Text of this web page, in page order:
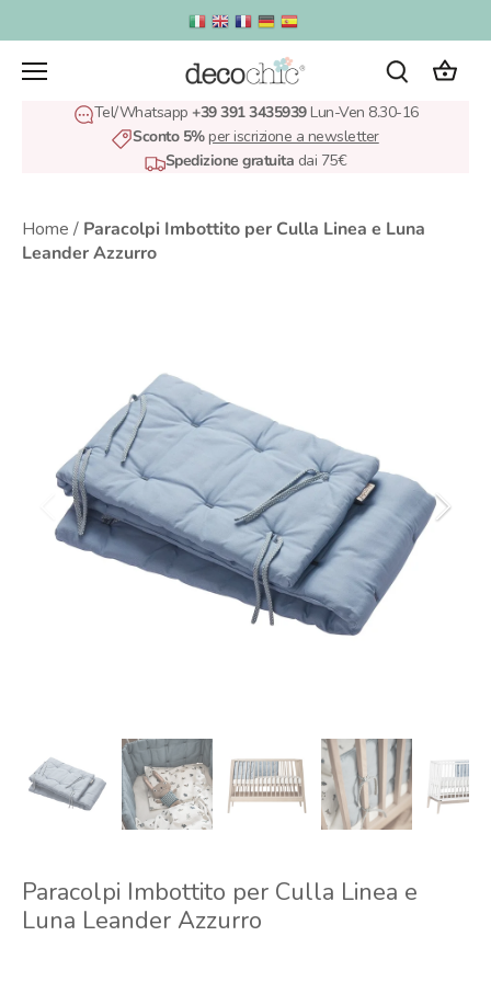
al
contenuto
Tel/Whatsapp +39 391 3435939Lun-Ven 8.30-16
Sconto 5%per iscrizione a newsletter
Spedizione gratuita dai 75€
Home / Paracolpi Imbottito per Culla Linea e Luna
Leander Azzurro
Paracolpi Imbottito per Culla Linea e
Luna Leander Azzurro